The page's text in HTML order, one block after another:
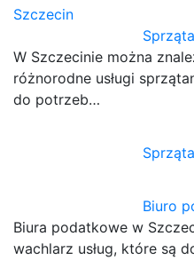
W Szczecinie można
różnorodne usługi
do potrzeb…
Biuro
Biura podatkowe w
wachlarz usług, które są